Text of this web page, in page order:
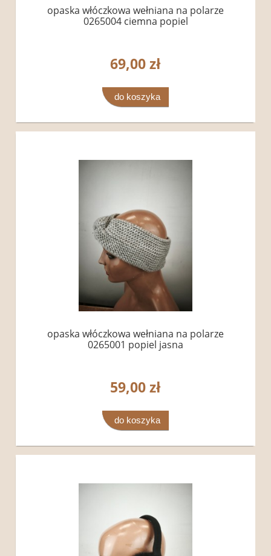
opaska włóczkowa wełniana na polarze
0265004 ciemna popiel
69,00 zł
do koszyka
opaska włóczkowa wełniana na polarze
0265001 popiel jasna
59,00 zł
do koszyka